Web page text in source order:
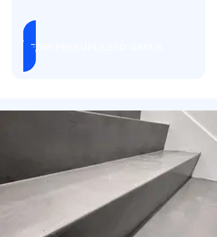
PEDIR PRESUPUESTO GRATIS